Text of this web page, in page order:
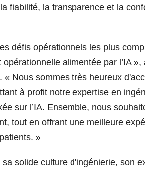
fiabilité, la transparence et la
défis opérationnels les plus
alimentée par l’IA
« Nous sommes très heureux
à profit notre expertise en
sur l’IA. Ensemble, nous
tout en offrant une meilleure
»
solide culture d'ingénierie, son